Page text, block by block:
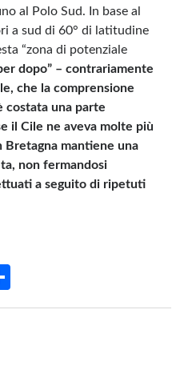
al Polo Sud. In base al
a sud di 60° di latitudine
“zona di potenziale
dopo” – contrariamente
che la comprensione
costata una parte
il Cile ne aveva molte più
Bretagna mantiene una
non fermandosi
a seguito di ripetuti
h